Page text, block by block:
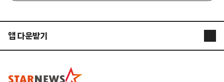
앱 다운받기
STARPOLL